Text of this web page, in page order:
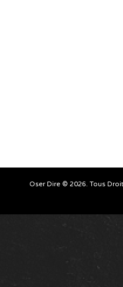
Oser Dire © 2026. Tous